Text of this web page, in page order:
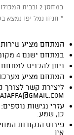
במחסן 2 ובבית המכולות בצמוד לתאטרון.
* חניון נמל יפו נמצא
המתחם מציע
במתחם ישנם 4 מקומות נגישים
ניתן להכניס
המתחם מציע מערכת
ליצירת קשר לצורך
עזרי נגישות נוספים:
כן, שמע.
פירוט הנקודות
אין